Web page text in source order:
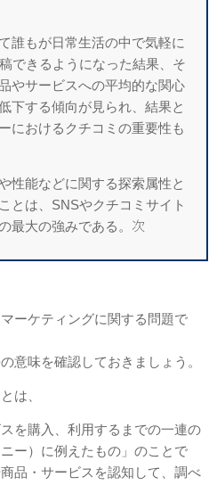
もが日常生活の中で気軽に
できるようになった結果、そ
やサービスへの平均的な関心
下する傾向が見られ、結果と
におけるクチコミの重要性も
能などに関する探索属性と
とは、SNSやクチコミサイト
最大の強みである。 次
ーケティングに関する問題で
意味を確認しておきましょう。
は、
を購入、利用するまでの一連の
ー）に例えたもの」のことで
品・サービスを認知して、調べ